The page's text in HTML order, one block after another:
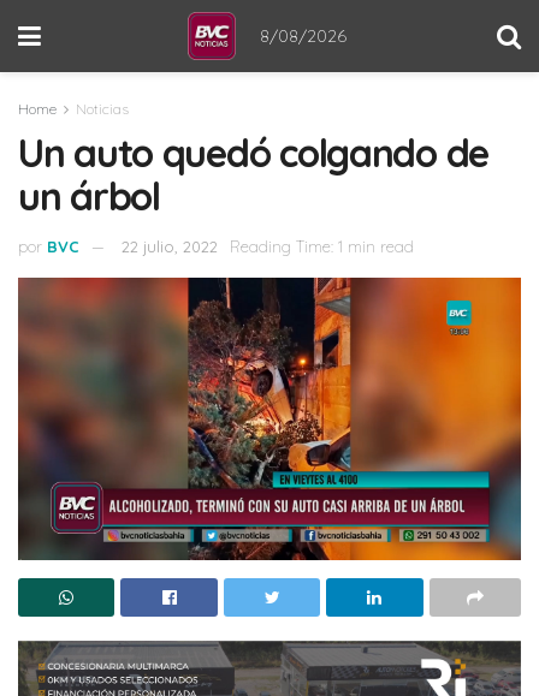
8/08/2026
Home Noticias
Un auto quedó colgando de
un árbol
por BVC 22 julio, 2022 Reading Time: 1 min read